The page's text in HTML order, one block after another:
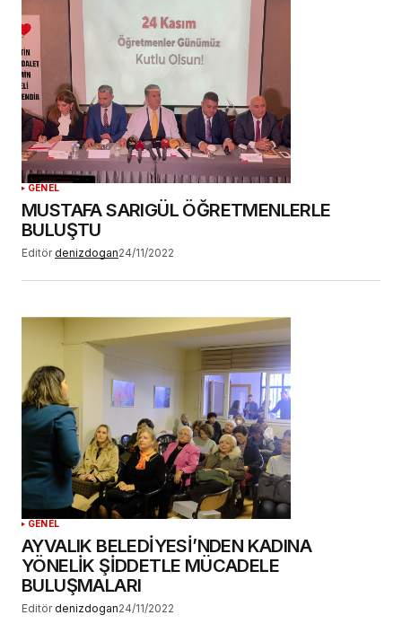
GENEL
MUSTAFA SARIGÜL ÖĞRETMENLERLE
BULUŞTU
Editör denizdogan24/11/2022
GENEL
AYVALIK BELEDİYESİ’NDEN KADINA
YÖNELİK ŞİDDETLE MÜCADELE
BULUŞMALARI
Editör denizdogan24/11/2022